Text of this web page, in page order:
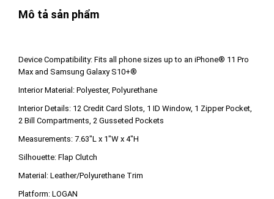
Mô tả sản phẩm
Device Compatibility: Fits all phone sizes up to an iPhone® 11 Pro
Max and Samsung Galaxy S10+®
Interior Material: Polyester, Polyurethane
Interior Details: 12 Credit Card Slots, 1 ID Window, 1 Zipper Pocket,
2 Bill Compartments, 2 Gusseted Pockets
Measurements: 7.63″L x 1″W x 4″H
Silhouette: Flap Clutch
Material: Leather/Polyurethane Trim
Platform: LOGAN